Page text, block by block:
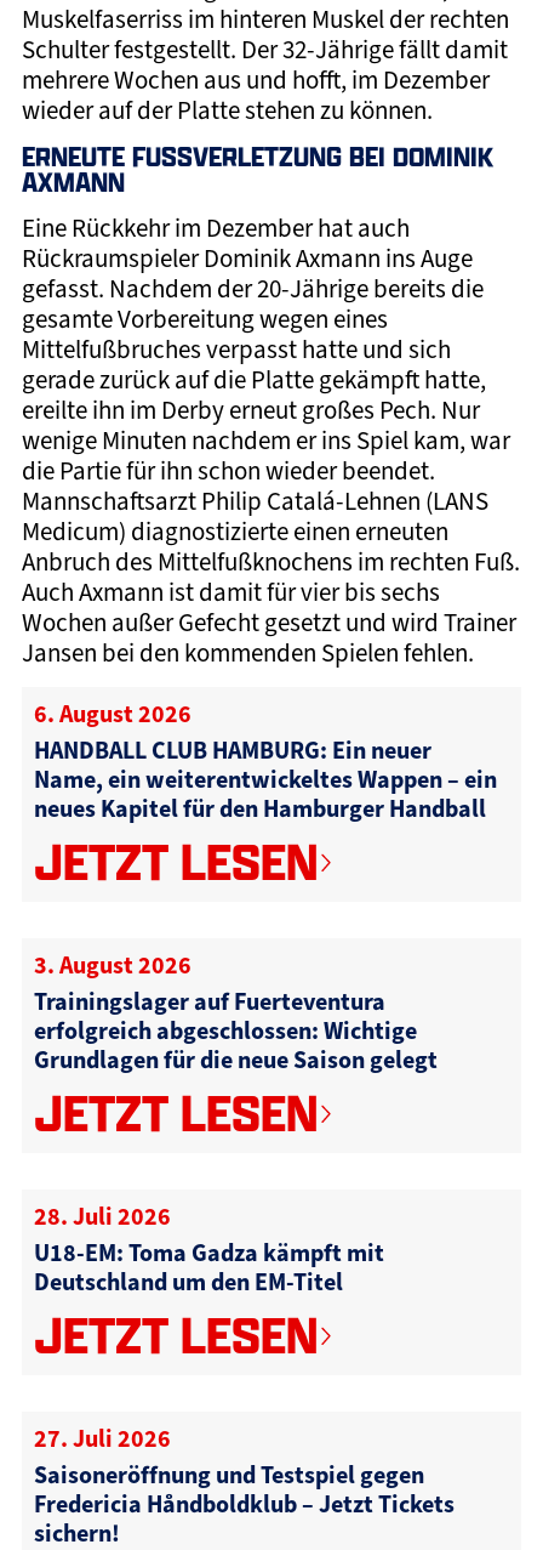
Muskelfaserriss im hinteren Muskel der rechten
Schulter festgestellt. Der 32-Jährige fällt damit
mehrere Wochen aus und hofft, im Dezember
wieder auf der Platte stehen zu können.
ERNEUTE FUSSVERLETZUNG BEI DOMINIK A
XMANN
Eine Rückkehr im Dezember hat auch
Rückraumspieler Dominik Axmann ins Auge
gefasst. Nachdem der 20-Jährige bereits die
gesamte Vorbereitung wegen eines
Mittelfußbruches verpasst hatte und sich
gerade zurück auf die Platte gekämpft hatte,
ereilte ihn im Derby erneut großes Pech. Nur
wenige Minuten nachdem er ins Spiel kam, war
die Partie für ihn schon wieder beendet.
Mannschaftsarzt Philip Catalá-Lehnen (LANS
Medicum) diagnostizierte einen erneuten
Anbruch des Mittelfußknochens im rechten Fuß.
Auch Axmann ist damit für vier bis sechs
Wochen außer Gefecht gesetzt und wird Trainer
Jansen bei den kommenden Spielen fehlen.
6. August 2026
HANDBALL CLUB HAMBURG: Ein neuer
Name, ein weiterentwickeltes Wappen – ein
neues Kapitel für den Hamburger Handball
JETZT LESEN
3. August 2026
Trainingslager auf Fuerteventura
erfolgreich abgeschlossen: Wichtige
Grundlagen für die neue Saison gelegt
JETZT LESEN
28. Juli 2026
U18-EM: Toma Gadza kämpft mit
Deutschland um den EM-Titel
JETZT LESEN
27. Juli 2026
Saisoneröffnung und Testspiel gegen
Fredericia Håndboldklub – Jetzt Tickets
sichern!